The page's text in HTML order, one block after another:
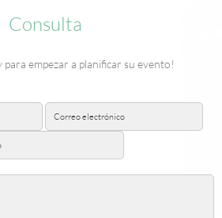
Consulta
para empezar a planificar su evento!